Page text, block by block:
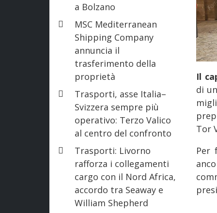
a Bolzano
MSC Mediterranean
Shipping Company
annuncia il
trasferimento della
proprietà
Trasporti, asse Italia–
Svizzera sempre più
operativo: Terzo Valico
al centro del confronto
Trasporti: Livorno
rafforza i collegamenti
cargo con il Nord Africa,
accordo tra Seaway e
William Shepherd
Il
di
Tor
Per